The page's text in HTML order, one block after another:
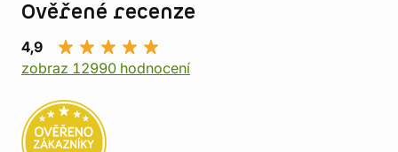
Ověřené recenze
4,9
zobraz 12990 hodnocení